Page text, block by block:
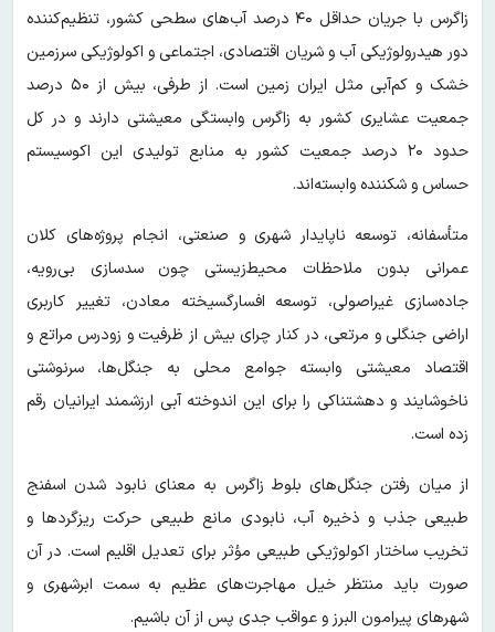
زاگرس با جریان حداقل ۴۰ درصد آب‌های سطحی کشور، تنظیم‌کننده
دور هیدرولوژیکی آب و شریان اقتصادی، اجتماعی و اکولوژیکی سرزمین
خشک و کم‌آبی مثل ایران زمین است. از طرفی، بیش از ۵۰ درصد
جمعیت عشایری کشور به زاگرس وابستگی معیشتی دارند و در کل
حدود ۲۰ درصد جمعیت کشور به منابع تولیدی این اکوسیستم
حساس و شکننده وابسته‌اند.
متأسفانه، توسعه ناپایدار شهری و صنعتی، انجام پروژه‌های کلان
عمرانی بدون ملاحظات محیط‌زیستی چون سدسازی بی‌رویه،
جاده‌سازی غیراصولی، توسعه افسارگسیخته معادن، تغییر کاربری
اراضی جنگلی و مرتعی، در کنار چرای بیش از ظرفیت و زودرس مراتع و
اقتصاد معیشتی وابسته جوامع محلی به جنگل‌ها، سرنوشتی
ناخوشایند و دهشتناکی را برای این اندوخته آبی ارزشمند ایرانیان رقم
زده است.
از میان رفتن جنگل‌های بلوط زاگرس به معنای نابود شدن اسفنج
طبیعی جذب و ذخیره آب، نابودی مانع طبیعی حرکت ریزگردها و
تخریب ساختار اکولوژیکی طبیعی مؤثر برای تعدیل اقلیم است. در آن
صورت باید منتظر خیل مهاجرت‌های عظیم به سمت ابرشهری و
شهرهای پیرامون البرز و عواقب جدی پس از آن باشیم.